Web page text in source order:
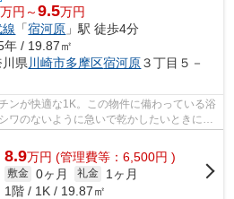
万円～9.5万円
「宿河原 」駅 徒歩4分
年 / 19.87㎡
県 川崎市多摩区宿河原３丁目５－
ンが快適な1K。この物件に備わっている浴
ワのないように急いで乾かしたいときにも
に立...
8.9万円 (管理費等：6,500円 )
敷金 0ヶ月 礼金
1ヶ月
1階 / 1K / 19.87㎡